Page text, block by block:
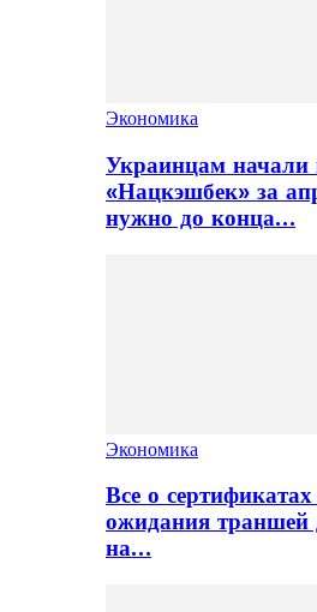
Экономика
Украинцам начали
«Нацкэшбек» за
нужно до конца…
Экономика
Все о
ожидания траншей
на…